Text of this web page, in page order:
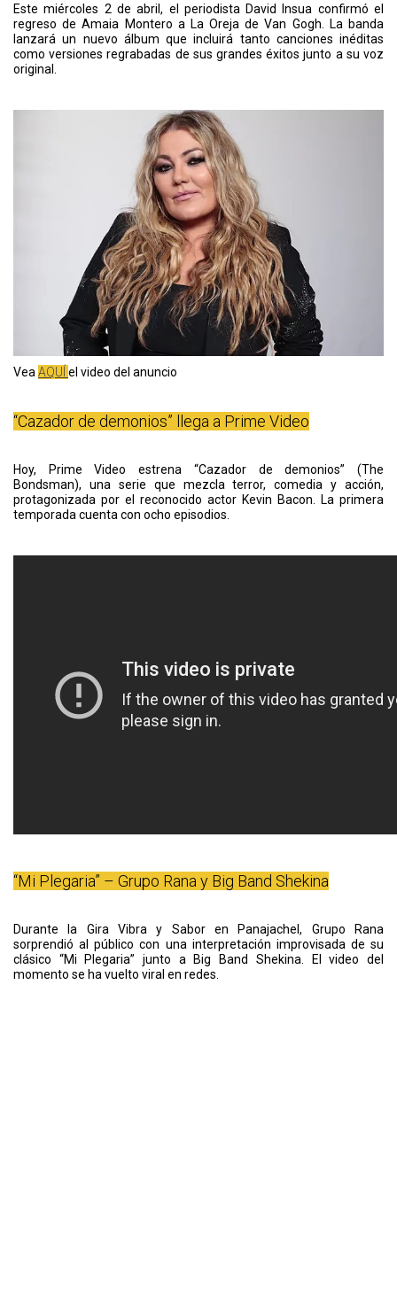
Este miércoles 2 de abril, el periodista David Insua confirmó el
regreso de Amaia Montero a La Oreja de Van Gogh. La banda
lanzará un nuevo álbum que incluirá tanto canciones inéditas
como versiones regrabadas de sus grandes éxitos junto a su voz
original.
Vea AQUÍ el video del anuncio
“Cazador de demonios” llega a Prime Video
Hoy, Prime Video estrena “Cazador de demonios” (The
Bondsman), una serie que mezcla terror, comedia y acción,
protagonizada por el reconocido actor Kevin Bacon. La primera
temporada cuenta con ocho episodios.
“Mi Plegaria” – Grupo Rana y Big Band Shekina
Durante la Gira Vibra y Sabor en Panajachel, Grupo Rana
sorprendió al público con una interpretación improvisada de su
clásico “Mi Plegaria” junto a Big Band Shekina. El video del
momento se ha vuelto viral en redes.